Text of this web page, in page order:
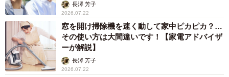
長澤 芳子
2026.07.22
窓を開け掃除機を速く動して家中ピカピカ？…
その使い方は大間違いです！【家電アドバイザ
ーが解説】
長澤 芳子
2026.07.22